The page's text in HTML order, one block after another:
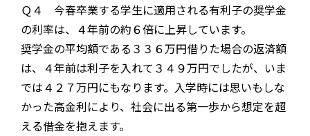
Ｑ４ 今春卒業する学生に適用される有利子の奨学金
の利率は、４年前の約６倍に上昇しています。
奨学金の平均額である３３６万円借りた場合の返済額
は、４年前は利子を入れて３４９万円でしたが、いま
では４２７万円にもなります。入学時には思いもしな
かった高金利により、社会に出る第一歩から想定を超
える借金を抱えます。